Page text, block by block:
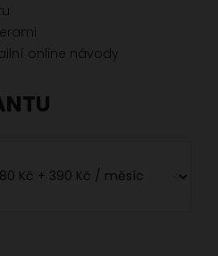
online návody